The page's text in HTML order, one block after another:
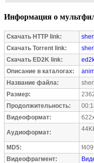
Информация о
Скачать HTTP link:
Скачать Torrent link:
Скачать ED2K link:
Описание в каталогах:
Название файла:
Размер:
Продолжительность:
Видеоформат:
Аудиоформат:
MD5:
Видеофрагмент: